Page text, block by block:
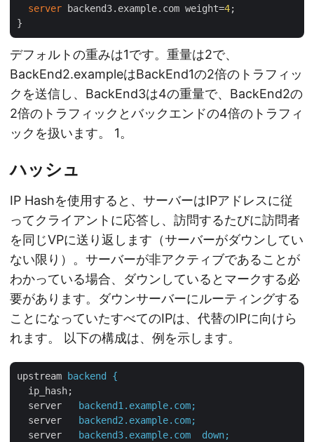
server backend3.example.com weight=4;
デフォルトの重みは1です。重量は2で、
BackEnd2.exampleはBackEnd1の2倍のトラフィッ
クを送信し、BackEnd3は4の重量で、BackEnd2の
2倍のトラフィックとバックエンドの4倍のトラフィ
ックを扱います。 1。
ハッシュ
IP Hashを使用すると、サーバーはIPアドレスに従
ってクライアントに応答し、訪問するたびに訪問者
を同じVPに送り返します（サーバーがダウンしてい
ない限り）。サーバーが非アクティブであることが
わかっている場合、ダウンしているとマークする必
要があります。ダウンサーバーにルーティングする
ことになっていたすべてのIPは、代替のIPに向けら
れます。 以下の構成は、例を示します。
upstream
backend {
ip_hash;
server
backend1.example.com;
server
backend2.example.com;
server
backend3.example.com  down;